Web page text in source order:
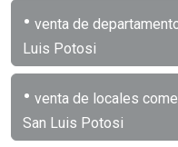
• venta de
Luis Potosi
• venta de locales
San Luis Potosi